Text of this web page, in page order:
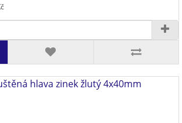
hlava zinek žlutý 4x40mm